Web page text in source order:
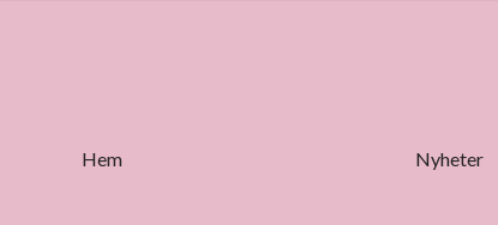
Hem Nyheter